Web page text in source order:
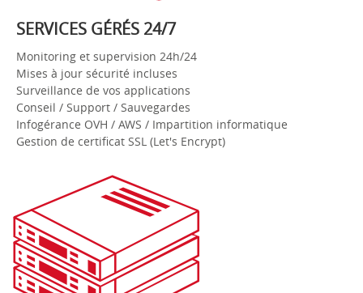
Hébergement et
Infogérance serveurs
Hébergement et
Infogérance serveurs
SERVICES GÉRÉS 24/7
Monitoring et supervision 24h/24
Mises à jour sécurité incluses
Surveillance de vos applications
Conseil / Support / Sauvegardes
Infogérance OVH / AWS / Impartition informatique
Gestion de certificat SSL (Let's Encrypt)